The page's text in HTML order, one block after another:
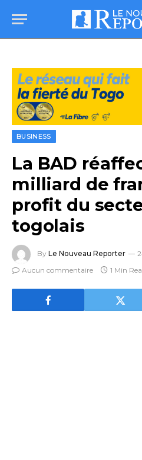
BUSINESS
La BAD
milliard de
profit du
togolais
By Le Nouveau Reporter
Aucun commentaire
1 Min